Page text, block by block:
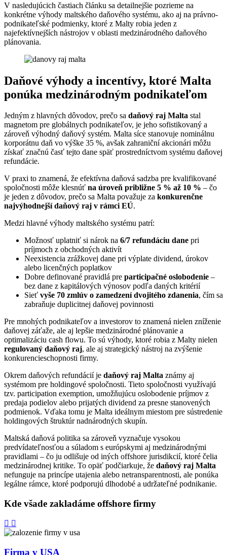
V nasledujúcich častiach článku sa detailnejšie pozrieme na
konkrétne výhody maltského daňového systému, ako aj na právno-
podnikateľské podmienky, ktoré z Malty robia jeden z
najefektívnejších nástrojov v oblasti medzinárodného daňového
plánovania.
Daňové výhody a incentívy, ktoré Malta
ponúka medzinárodným podnikateľom
Jedným z hlavných dôvodov, prečo sa daňový raj Malta stal
magnetom pre globálnych podnikateľov, je jeho sofistikovaný a
zároveň výhodný daňový systém. Malta síce stanovuje nominálnu
korporátnu daň vo výške 35 %, avšak zahraniční akcionári môžu
získať značnú časť tejto dane späť prostredníctvom systému daňovej
refundácie.
V praxi to znamená, že efektívna daňová sadzba pre kvalifikované
spoločnosti môže klesnúť na úroveň približne 5 % až 10 % – čo
je jeden z dôvodov, prečo sa Malta považuje za konkurenčne
najvýhodnejší daňový raj v rámci EÚ.
Medzi hlavné výhody maltského systému patrí:
Možnosť uplatniť si nárok na 6/7 refundáciu dane pri
príjmoch z obchodných aktivít
Neexistencia zrážkovej dane pri výplate dividend, úrokov
alebo licenčných poplatkov
Dobre definované pravidlá pre participačné oslobodenie –
bez dane z kapitálových výnosov podľa daných kritérií
Sieť vyše 70 zmlúv o zamedzení dvojitého zdanenia, čím sa
zabraňuje duplicitnej daňovej povinnosti
Pre mnohých podnikateľov a investorov to znamená nielen zníženie
daňovej záťaže, ale aj lepšie medzinárodné plánovanie a
optimalizáciu cash flowu. To sú výhody, ktoré robia z Malty nielen
regulovaný daňový raj, ale aj strategický nástroj na zvýšenie
konkurencieschopnosti firmy.
Okrem daňových refundácií je daňový raj Malta známy aj
systémom pre holdingové spoločnosti. Tieto spoločnosti využívajú
tzv. participation exemption, umožňujúcu oslobodenie príjmov z
predaja podielov alebo prijatých dividend za presne stanovených
podmienok. Vďaka tomu je Malta ideálnym miestom pre sústredenie
holdingových štruktúr nadnárodných skupín.
Maltská daňová politika sa zároveň vyznačuje vysokou
predvídateľnosťou a súladom s európskymi aj medzinárodnými
pravidlami – čo ju odlišuje od iných offshore jurisdikcií, ktoré čelia
medzinárodnej kritike. To opäť podčiarkuje, že daňový raj Malta
nefunguje na princípe utajenia alebo netransparentnosti, ale ponúka
legálne rámce, ktoré podporujú dlhodobé a udržateľné podnikanie.
Kde všade zakladáme offshore firmy
Firma v USA